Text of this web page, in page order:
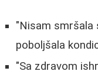
"Nisam smršala
poboljšala
"Sa zdravom